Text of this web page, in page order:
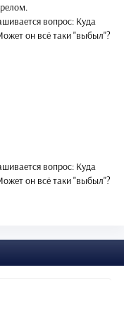
вопрос: Куда
он всё таки "выбыл"?
вопрос: Куда
он всё таки "выбыл"?